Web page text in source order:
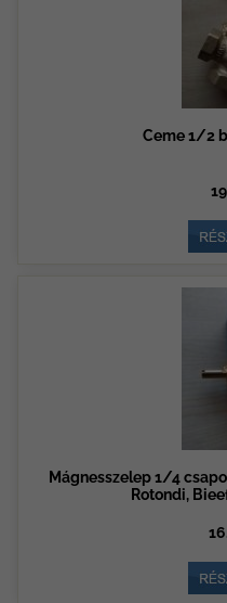
Ceme 1/2
Mágnesszelep 1/4
Rotondi,